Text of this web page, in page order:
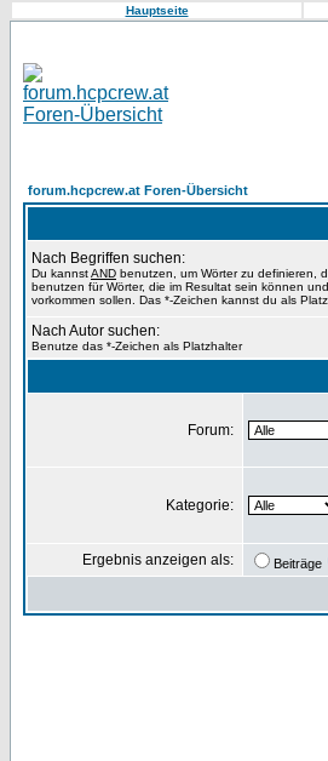
Hauptseite
forum.hcpcrew.at Foren-Übersicht
Nach Begriffen suchen:
Du kannstAND benutzen, um Wörter zu definieren,
benutzen für Wörter, die im Resultat sein können und
vorkommen sollen. Das *-Zeichen kannst du als
Nach Autor suchen:
Benutze das *-Zeichen als Platzhalter
Forum:
Kategorie:
Ergebnis anzeigen als: Beiträge